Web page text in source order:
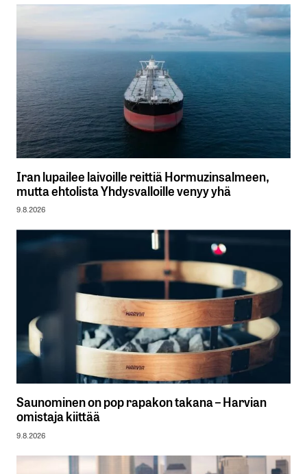
Iran lupailee laivoille reittiä Hormuzinsalmeen,
mutta ehtolista Yhdysvalloille venyy yhä
9.8.2026
Saunominen on pop rapakon takana – Harvian
omistaja kiittää
9.8.2026